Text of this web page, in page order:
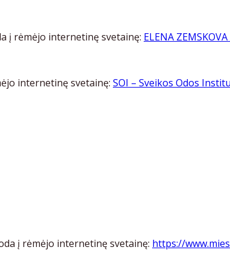
į rėmėjo internetinę svetainę: ELENA
internetinę svetainę: SOI – Sveikos Odos
į rėmėjo internetinę svetainę: https://